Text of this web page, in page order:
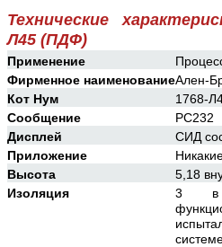
Технические
Л45 (ПДФ)
Применение
Фирменное наименованиеАлен-
Кот Нум
1768-
Сообщение
РС232
Дисплей
СИД
Приложение
Высота
5,18
Изоляция
3 в